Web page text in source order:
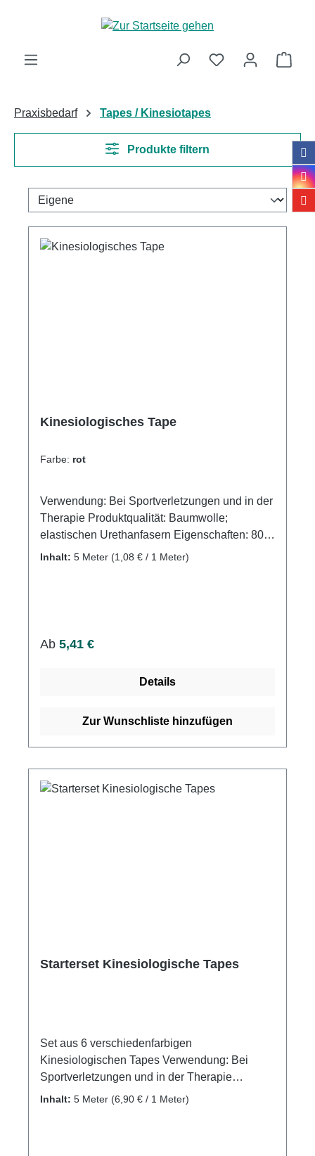
Zum Hauptinhalt springen
Praxisbedarf Tapes / Kinesiotapes
Produkte filtern
Kinesiologisches Tape
Farbe: rot
Verwendung: Bei Sportverletzungen und in der
Therapie Produktqualität: Baumwolle;
elastischen Urethanfasern Eigenschaften: 80
% Dehnung, hypoallergen durch Acrylatkleber,
Inhalt: 5 Meter (1,08 € / 1 Meter)
Regulärer Preis:
Ab 5,41 €
Details
Zur Wunschliste hinzufügen
Starterset Kinesiologische Tapes
Set aus 6 verschiedenfarbigen
Kinesiologischen Tapes Verwendung: Bei
Sportverletzungen und in der Therapie
Produktqualität: Baumwolle; elastischen
Inhalt: 5 Meter (6,90 € / 1 Meter)